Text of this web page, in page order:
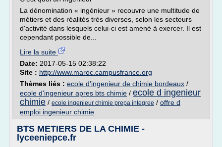
La dénomination « ingénieur » recouvre une multitude de
métiers et des réalités très diverses, selon les secteurs
d'activité dans lesquels celui-ci est amené à exercer. Il est
cependant possible de...
Lire la suite
Date: 2017-05-15 02:38:22
Site : http://www.maroc.campusfrance.org
Thèmes liés : ecole d'ingenieur de chimie bordeaux /
ecole d'ingenieur apres bts chimie / ecole d ingenieur
chimie / ecole ingenieur chimie prepa integree / offre d
emploi ingenieur chimie
BTS METIERS DE LA CHIMIE -
lyceeniepce.fr